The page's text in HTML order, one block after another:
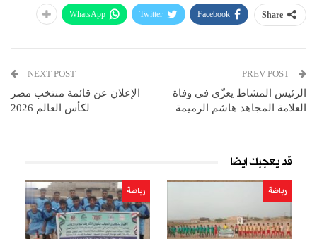
Share
Facebook
Twitter
WhatsApp
الرئيس المشاط يعزّي في وفاة
العلامة المجاهد هاشم الرميمة
NEXT POST
الإعلان عن قائمة منتخب مصر
لكأس العالم 2026
قد يعجبك ايضا
رياضة رياضة